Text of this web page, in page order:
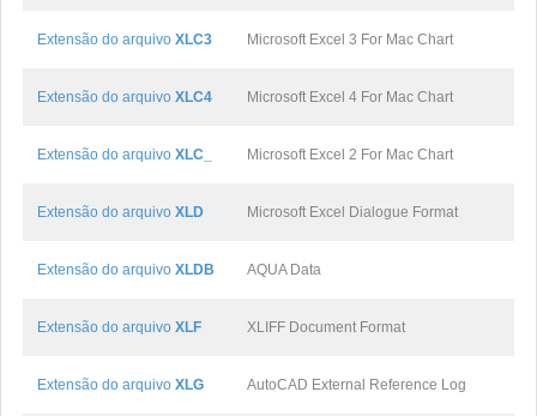
Extensão do arquivo XLC3 Microsoft Excel 3 For Mac Chart
Extensão do arquivo XLC4 Microsoft Excel 4 For Mac Chart
Extensão do arquivo XLC_ Microsoft Excel 2 For Mac Chart
Extensão do arquivo XLD Microsoft Excel Dialogue Format
Extensão do arquivo XLDB AQUA Data
Extensão do arquivo XLF XLIFF Document Format
Extensão do arquivo XLG AutoCAD External Reference Log